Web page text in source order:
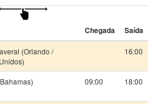
7 noites, saindo de Port Canaveral,
Chegada Saída
(Orlando /
16:00
09:00 18:00